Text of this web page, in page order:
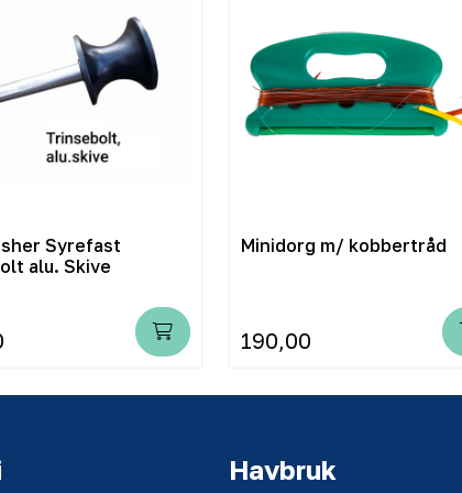
Syrefast
alu. Skive
Minidorg m/ kobbertråd
190,00
Havbruk